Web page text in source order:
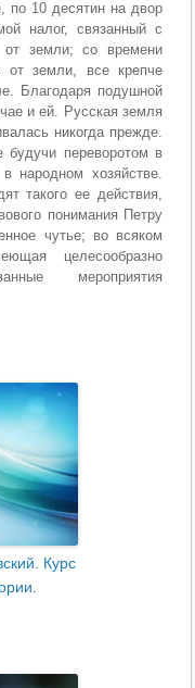
по 10 десятин на двор
налог, связанный с
от земли; со времени
от земли, все крепче
Благодаря подушной
и ей. Русская земля
никогда прежде.
будучи переворотом в
народном хозяйстве.
такого ее действия,
понимания Петру
чутье; во всяком
целесообразно
мероприятия
Курс